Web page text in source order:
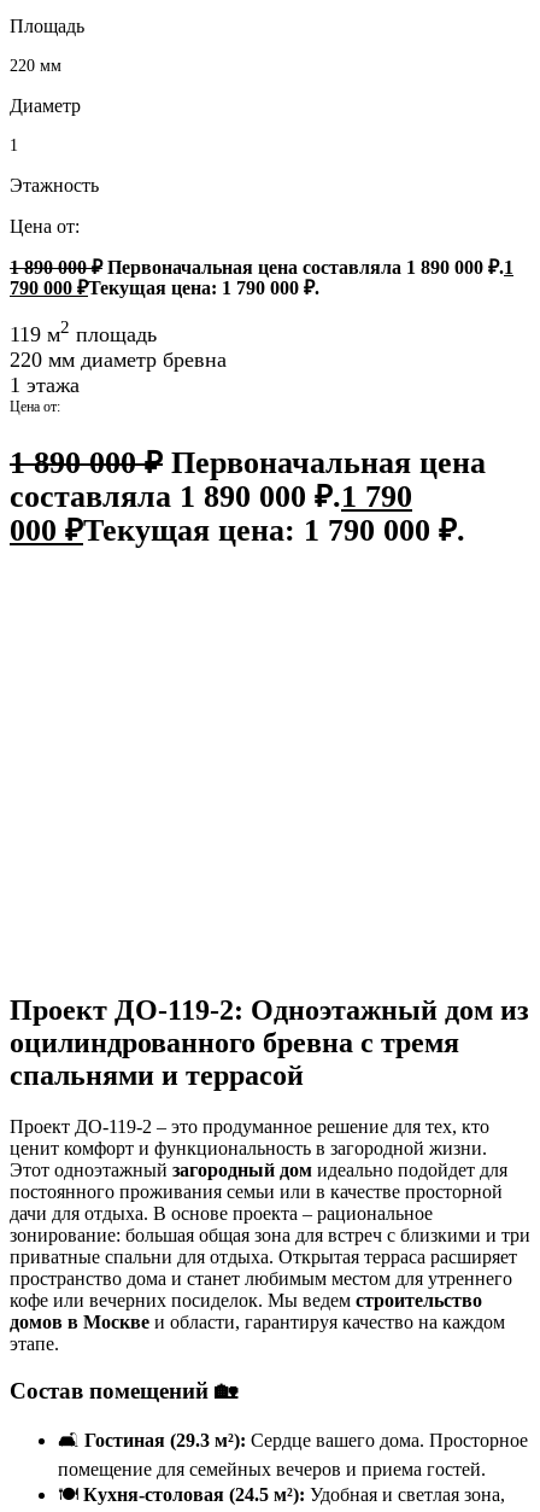
Площадь
220 мм
Диаметр
1
Этажность
Цена от:
1 890 000₽ Первоначальная цена составляла 1 890 000 ₽.1
790 000 ₽Текущая цена: 1 790 000 ₽.
119 м2 площадь
220 мм диаметр бревна
1 этажа
Цена от:
1 890 000₽ Первоначальная цена
составляла 1 890 000 ₽.1 790
000 ₽Текущая цена: 1 790 000 ₽.
Проект ДО-119-2: Одноэтажный дом из
оцилиндрованного бревна с тремя
спальнями и террасой
Проект ДО-119-2 – это продуманное решение для тех, кто
ценит комфорт и функциональность в загородной жизни.
Этот одноэтажный загородный дом идеально подойдет для
постоянного проживания семьи или в качестве просторной
дачи для отдыха. В основе проекта – рациональное
зонирование: большая общая зона для встреч с близкими и три
приватные спальни для отдыха. Открытая терраса расширяет
пространство дома и станет любимым местом для утреннего
кофе или вечерних посиделок. Мы ведем строительство
домов в Москве и области, гарантируя качество на каждом
этапе.
Состав помещений 🏡
🛋️ Гостиная (29.3 м²): Сердце вашего дома. Просторное
помещение для семейных вечеров и приема гостей.
🍽️ Кухня-столовая (24.5 м²): Удобная и светлая зона,